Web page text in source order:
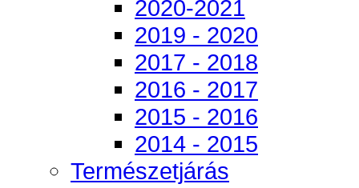
2020-2021
2019 - 2020
2017 - 2018
2016 - 2017
2015 - 2016
2014 - 2015
Természetjárás